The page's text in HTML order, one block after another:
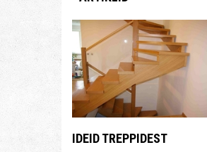
IDEID TREPPIDEST